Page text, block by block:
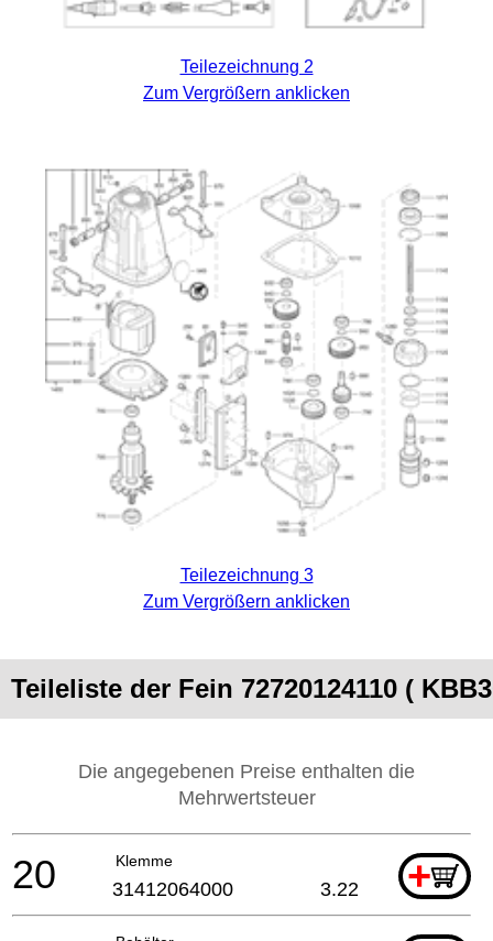
Teilezeichnung 2
Zum Vergrößern anklicken
Teilezeichnung 3
Zum Vergrößern anklicken
Teileliste der Fein 72720124110 (
Die angegebenen Preise enthalten die
Mehrwertsteuer
Klemme +
20 31412064000 3.22